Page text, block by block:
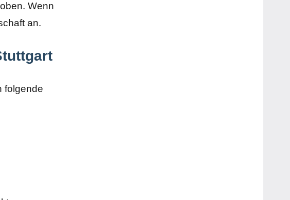
Wenn
an.
folgende